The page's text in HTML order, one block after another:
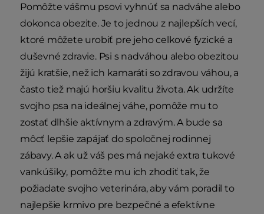
Pomôžte vášmu psovi vyhnúť sa nadváhe alebo
dokonca obezite. Je to jednou z najlepších vecí,
ktoré môžete urobiť pre jeho celkové fyzické a
duševné zdravie. Psi s nadváhou alebo obezitou
žijú kratšie, než ich kamaráti so zdravou váhou, a
často tiež majú horšiu kvalitu života. Ak udržíte
svojho psa na ideálnej váhe, pomôže mu to
zostať dlhšie aktívnym a zdravým. A bude sa
môcť lepšie zapájať do spoločnej rodinnej
zábavy. A ak už váš pes má nejaké extra tukové
vankúšiky, pomôžte mu ich zhodiť tak, že
požiadate svojho veterinára, aby vám poradil to
najlepšie krmivo pre bezpečné a efektívne